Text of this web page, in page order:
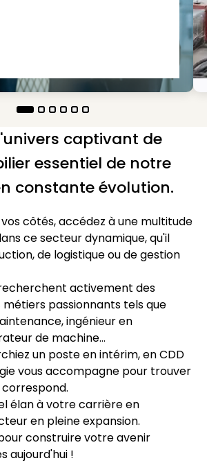
captivant de
essentiel de notre
constante évolution.
côtés, accédez à une multitude
ce secteur dynamique, qu'il
de logistique ou de gestion
activement des
passionnants tels que
ingénieur en
de machine...
un poste en intérim, en CDD
vous accompagne pour trouver
correspond.
élan à votre carrière en
en pleine expansion.
construire votre avenir
aujourd'hui !